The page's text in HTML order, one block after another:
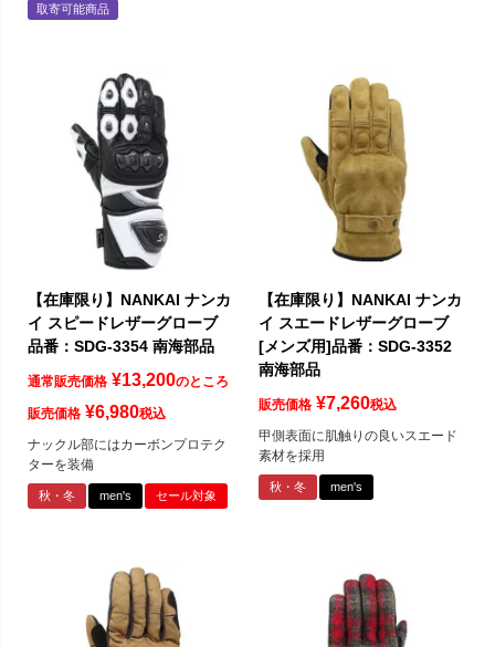
取寄可能商品
【在庫限り】NANKAI ナンカ
イ スピードレザーグローブ
品番：SDG-3354 南海部品
通常販売価格 ¥13,200のところ
販売価格 ¥6,980税込
ナックル部にはカーボンプロテク
ターを装備
秋・冬 men's セール対象
【在庫限り】NANKAI ナンカ
イ スエードレザーグローブ
[メンズ用]品番：SDG-3352
南海部品
販売価格 ¥7,260税込
甲側表面に肌触りの良いスエード
素材を採用
秋・冬 men's